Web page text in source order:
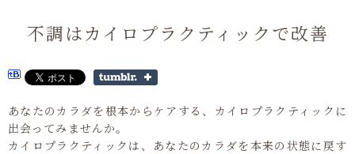
不調はカイロプラクティックで改善
あなたのカラダを根本からケアする、カイロプラクティックに
出会ってみませんか。
カイロプラクティックは、あなたのカラダを本来の状態に戻す